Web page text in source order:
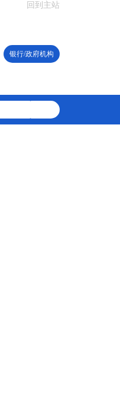
回到主站
银行/政府机构